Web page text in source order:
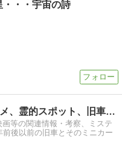
・・・宇宙の詩
ANIREISHA〜アニメ、霊的スポット、旧車等〜
等の関連情報・考察、ミステ
前後以前の旧車とそのミニカー